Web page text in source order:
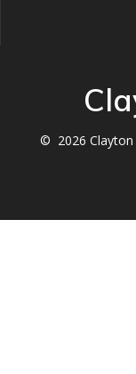
© 2026 Clayton